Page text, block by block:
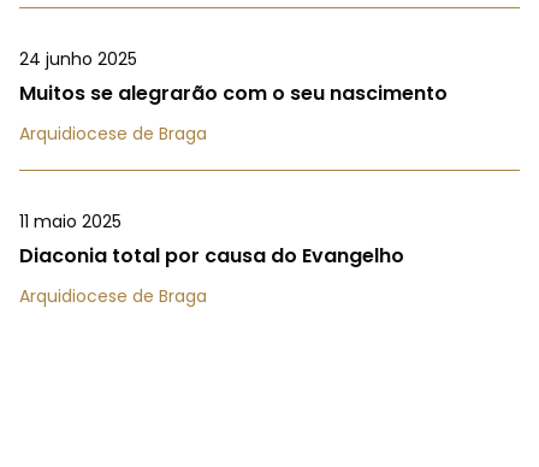
24 junho 2025
Muitos se alegrarão com o seu nascimento
Arquidiocese de Braga
11 maio 2025
Diaconia total por causa do Evangelho
Arquidiocese de Braga